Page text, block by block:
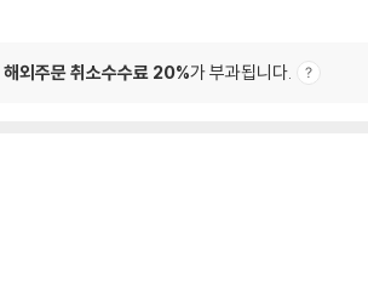
해외주문 취소수수료 20%가 부과됩니다.